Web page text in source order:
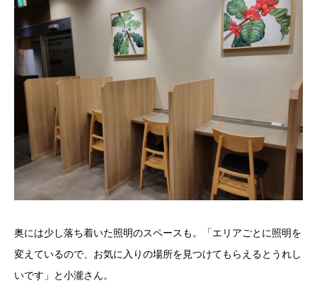
奥には少し落ち着いた照明のスペースも。「エリアごとに照明を
変えているので、お気に入りの場所を見つけてもらえるとうれし
いです」と小瀧さん。